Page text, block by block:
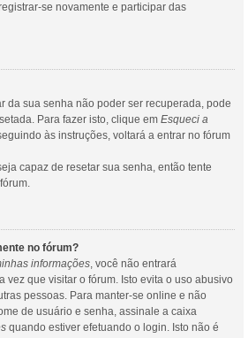
se novamente e participar das
da sua senha não poder ser recuperada, pode
Para fazer isto, clique em Esqueci a
às instruções, voltará a entrar no fórum
capaz de resetar sua senha, então tente
no fórum?
informações, você não entrará
vez que visitar o fórum. Isto evita o uso abusivo
pessoas. Para manter-se online e não
de usuário e senha, assinale a caixa
quando estiver efetuando o login. Isto não é